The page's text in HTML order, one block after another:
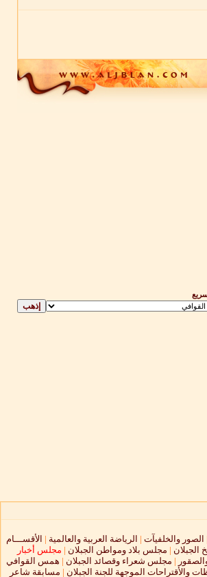
الصور والخلفيآت | الرياضة العربية والعالمية | الأقســـام
الجبلان | مجلس بلاد ومواطن الجبلان | مجلس أخبار
| مجلس شعراء وقصائد الجبلان | همس القوافي
والأقتراحات الموجهة للجنة الجبلان | مسابقة شاعر